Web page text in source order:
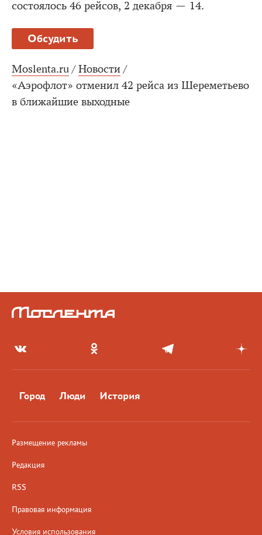
состоялось 46 рейсов, 2 декабря — 14.
Обсудить
Moslenta.ru / Новости /
«Аэрофлот» отменил 42 рейса из Шереметьево
в ближайшие выходные
Город Люди История
Размещение рекламы
Редакция
RSS
Правовая информация
Условия использования